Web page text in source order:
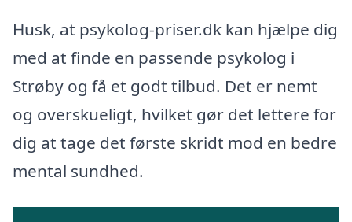
Husk, at psykolog-priser.dk kan hjælpe dig
med at finde en passende psykolog i
Strøby og få et godt tilbud. Det er nemt
og overskueligt, hvilket gør det lettere for
dig at tage det første skridt mod en bedre
mental sundhed.